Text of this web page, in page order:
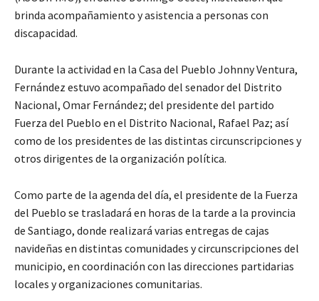
brinda acompañamiento y asistencia a personas con
discapacidad.
Durante la actividad en la Casa del Pueblo Johnny Ventura,
Fernández estuvo acompañado del senador del Distrito
Nacional, Omar Fernández; del presidente del partido
Fuerza del Pueblo en el Distrito Nacional, Rafael Paz; así
como de los presidentes de las distintas circunscripciones y
otros dirigentes de la organización política.
Como parte de la agenda del día, el presidente de la Fuerza
del Pueblo se trasladará en horas de la tarde a la provincia
de Santiago, donde realizará varias entregas de cajas
navideñas en distintas comunidades y circunscripciones del
municipio, en coordinación con las direcciones partidarias
locales y organizaciones comunitarias.